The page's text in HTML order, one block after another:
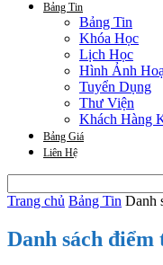
Bảng Tin
Bảng Tin
Khóa Học
Lịch Học
Hình Ảnh
Tuyển Dụng
Thư Viện
Khách Hàng
Bảng Giá
Liên Hệ
Trang chủ Bảng Tin Danh
Danh sách điểm